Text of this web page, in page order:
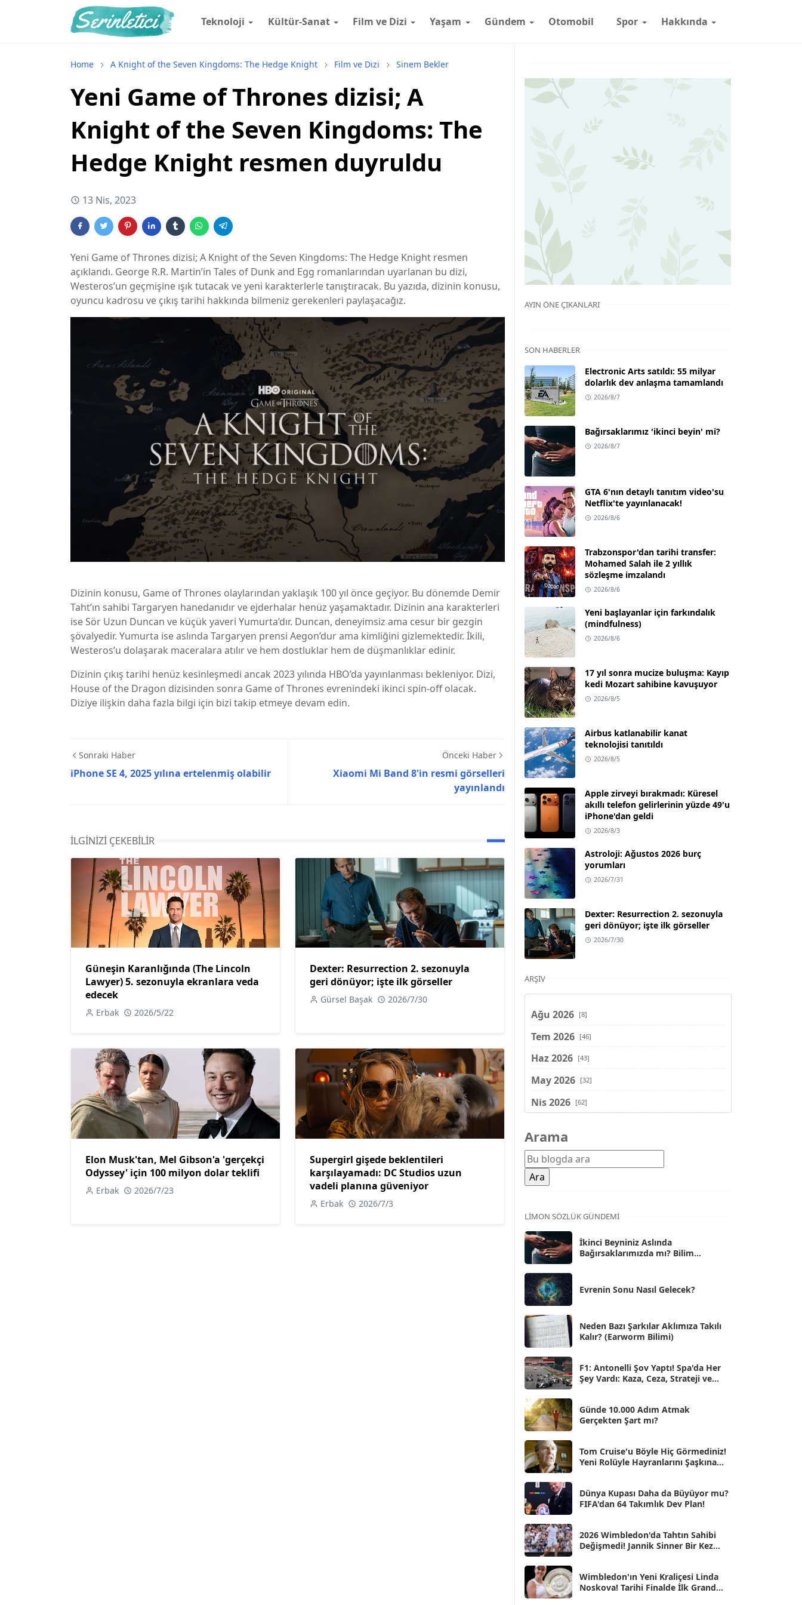
Teknoloji Kültür-Sanat Film ve Dizi Yaşam Gündem Otomobil Spor Hakkında
Home A Knight of the Seven Kingdoms: The Hedge Knight Film ve Dizi Sinem Bekler
Yeni Game of Thrones dizisi; A
Knight of the Seven Kingdoms: The
Hedge Knight resmen duyruldu
13 Nis, 2023
Yeni Game of Thrones dizisi; A Knight of the Seven Kingdoms: The Hedge Knight resmen
açıklandı. George R.R. Martin’in Tales of Dunk and Egg romanlarından uyarlanan bu dizi,
Westeros’un geçmişine ışık tutacak ve yeni karakterlerle tanıştıracak. Bu yazıda, dizinin konusu,
oyuncu kadrosu ve çıkış tarihi hakkında bilmeniz gerekenleri paylaşacağız.
Dizinin konusu, Game of Thrones olaylarından yaklaşık 100 yıl önce geçiyor. Bu dönemde Demir
Taht’ın sahibi Targaryen hanedanıdır ve ejderhalar henüz yaşamaktadır. Dizinin ana karakterleri
ise Sör Uzun Duncan ve küçük yaveri Yumurta’dır. Duncan, deneyimsiz ama cesur bir gezgin
şövalyedir. Yumurta ise aslında Targaryen prensi Aegon’dur ama kimliğini gizlemektedir. İkili,
Westeros’u dolaşarak maceralara atılır ve hem dostluklar hem de düşmanlıklar edinir.
Dizinin çıkış tarihi henüz kesinleşmedi ancak 2023 yılında HBO’da yayınlanması bekleniyor. Dizi,
House of the Dragon dizisinden sonra Game of Thrones evrenindeki ikinci spin-off olacak.
Diziye ilişkin daha fazla bilgi için bizi takip etmeye devam edin.
Sonraki Haber
iPhone SE 4, 2025 yılına ertelenmiş olabilir
Önceki Haber
Xiaomi Mi Band 8'in resmi görselleri
yayınlandı
İLGINIZI ÇEKEBILIR
Güneşin Karanlığında (The Lincoln
Lawyer) 5. sezonuyla ekranlara veda
edecek
Erbak 2026/5/22
Dexter: Resurrection 2. sezonuyla
geri dönüyor; işte ilk görseller
Gürsel Başak 2026/7/30
Elon Musk'tan, Mel Gibson'a 'gerçekçi
Odyssey' için 100 milyon dolar teklifi
Erbak 2026/7/23
Supergirl gişede beklentileri
karşılayamadı: DC Studios uzun
vadeli planına güveniyor
Erbak 2026/7/3
AYIN ÖNE ÇIKANLARI
SON HABERLER
Electronic Arts satıldı: 55 milyar
dolarlık dev anlaşma tamamlandı
2026/8/7
Bağırsaklarımız 'ikinci beyin' mi?
2026/8/7
GTA 6'nın detaylı tanıtım video'su
Netflix'te yayınlanacak!
2026/8/6
Trabzonspor'dan tarihi transfer:
Mohamed Salah ile 2 yıllık
sözleşme imzalandı
2026/8/6
Yeni başlayanlar için farkındalık
(mindfulness)
2026/8/6
17 yıl sonra mucize buluşma: Kayıp
kedi Mozart sahibine kavuşuyor
2026/8/5
Airbus katlanabilir kanat
teknolojisi tanıtıldı
2026/8/5
Apple zirveyi bırakmadı: Küresel
akıllı telefon gelirlerinin yüzde 49'u
iPhone'dan geldi
2026/8/3
Astroloji: Ağustos 2026 burç
yorumları
2026/7/31
Dexter: Resurrection 2. sezonuyla
geri dönüyor; işte ilk görseller
2026/7/30
ARŞIV
Ağu 2026 [8]
Tem 2026 [46]
Haz 2026 [43]
May 2026 [32]
Nis 2026 [62]
Şub 2026
Oca 2026 [72]
Ara 2025
Kas 2025
Eki 2025
Eyl 2025 [56]
Ağu 2025
Tem 2025
Haz 2025
May 2025 [54]
Nis 2025 [56]
Mar 2025 [50]
Şub 2025 [57]
Oca 2025
Ara 2024 [25]
Kas 2024
Eki 2024 [46]
Eyl 2024
Ağu 2024 [10]
Tem 2024
Haz 2024 [30]
Arama
LIMON SÖZLÜK GÜNDEMI
İkinci Beyniniz Aslında
Bağırsaklarımızda mı? Bilim
Evrenin Sonu Nasıl Gelecek?
Neden Bazı Şarkılar Aklımıza Takılı
Kalır? (Earworm Bilimi)
F1: Antonelli Şov Yaptı! Spa'da Her
Şey Vardı: Kaza, Ceza, Strateji ve
Günde 10.000 Adım Atmak
Gerçekten Şart mı?
Tom Cruise'u Böyle Hiç Görmediniz!
Yeni Rolüyle Hayranlarını Şaşkına
Dünya Kupası Daha da Büyüyor mu?
FIFA'dan 64 Takımlık Dev Plan!
2026 Wimbledon'da Tahtın Sahibi
Değişmedi! Jannik Sinner Bir Kez
Wimbledon'ın Yeni Kraliçesi Linda
Noskova! Tarihi Finalde İlk Grand